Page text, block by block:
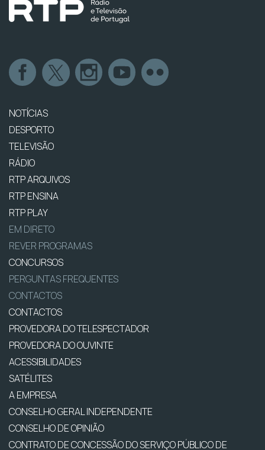
NOTÍCIAS
DESPORTO
TELEVISÃO
RÁDIO
RTP ARQUIVOS
RTP ENSINA
RTP PLAY
EM DIRETO
REVER PROGRAMAS
CONCURSOS
PERGUNTAS FREQUENTES
CONTACTOS
CONTACTOS
PROVEDORA DO TELESPECTADOR
PROVEDORA DO OUVINTE
ACESSIBILIDADES
SATÉLITES
A EMPRESA
CONSELHO GERAL INDEPENDENTE
CONSELHO DE OPINIÃO
CONTRATO DE CONCESSÃO DO SERVIÇO PÚBLICO DE